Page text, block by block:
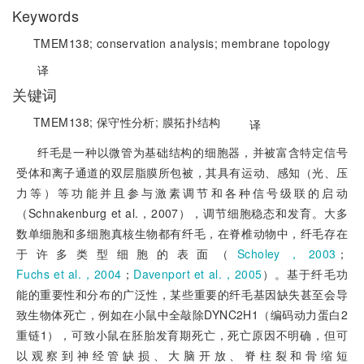
Keywords
TMEM138; conservation analysis; membrane topology
译
关键词
TMEM138; 保守性分析; 膜拓扑结构
译
纤毛是一种以微管为基础结构的细胞器，并被富含特定信号
受体和离子通道的双层脂膜所包被，其具有运动、感知（光、压
力等）等功能并且参与激素调节和各种信号级联的启动
（Schnakenburg et al.，2007），调节细胞稳态和发育。大多
数单细胞和多细胞真核生物都有纤毛，在脊椎动物中，纤毛存在
于许多类型细胞的表面（ Scholey，2003 ；
Fuchs et al.，2004 ； Davenport et al.，2005）。基于纤毛功
能的重要性和分布的广泛性，某些重要的纤毛基因缺失甚至会导
致生物体死亡，例如在小鼠中全敲除DYNC2H1（编码动力蛋白2
重链1），可致小鼠在胚胎发育期死亡，死亡原因不明确，但可
以观察到神经管缺损、大脑开放、脊柱裂和骨缩短